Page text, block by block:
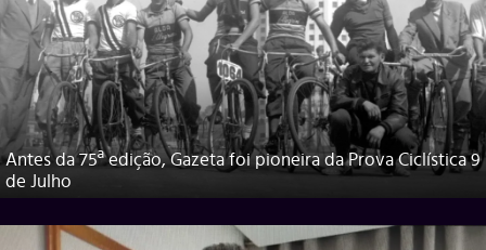
Antes da 75ª edição, Gazeta foi pioneira da Prova Ciclística 9
de Julho